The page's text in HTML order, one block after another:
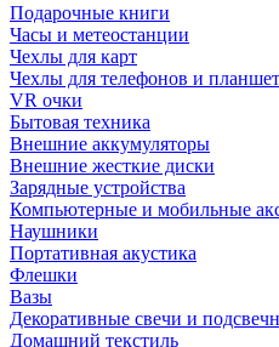
Подарочные книги
Часы и метеостанции
Чехлы для карт
Чехлы для телефонов и
VR очки
Бытовая техника
Внешние аккумуляторы
Внешние жесткие диски
Зарядные устройства
Компьютерные и мобильные
Наушники
Портативная акустика
Флешки
Вазы
Декоративные свечи и
Домашний текстиль